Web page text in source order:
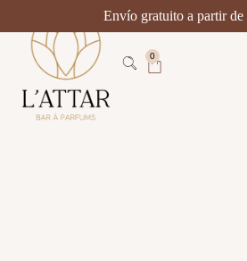
0
Envío gratuito a partir de